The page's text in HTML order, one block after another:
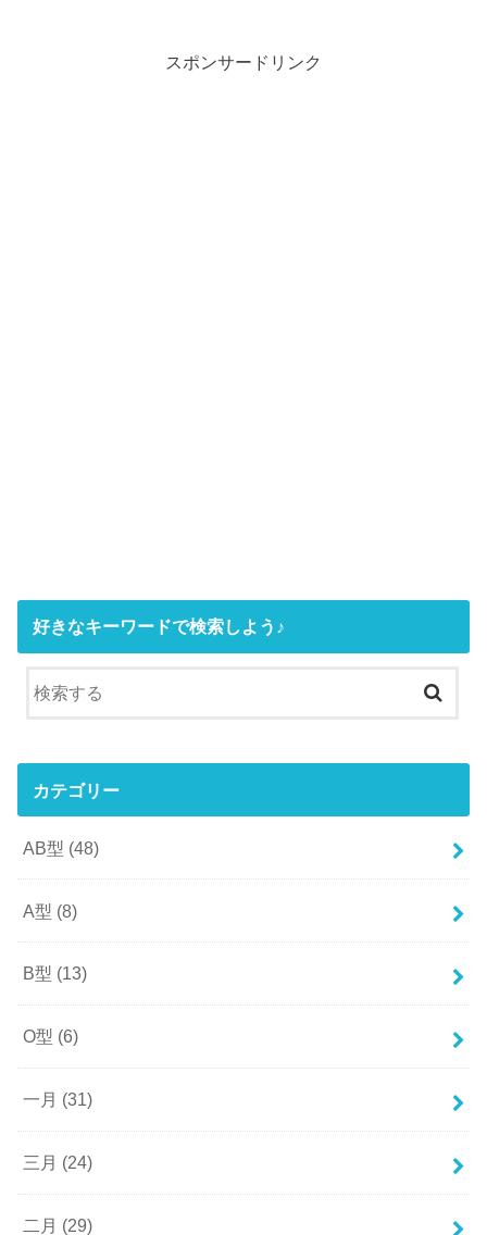
スポンサードリンク
好きなキーワードで検索しよう♪
カテゴリー
AB型 (48)
A型 (8)
B型 (13)
O型 (6)
一月 (31)
三月 (24)
二月 (29)